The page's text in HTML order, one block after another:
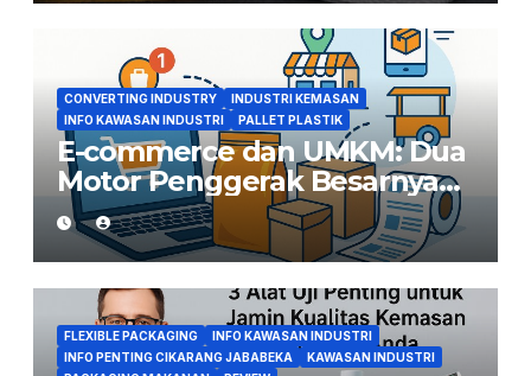
CONVERTING INDUSTRY
INDUSTRI KEMASAN
INFO KAWASAN INDUSTRI
PALLET PLASTIK
E-commerce dan UMKM: Dua
Motor Penggerak Besarnya
Permintaan Converting di
Indonesia
FLEXIBLE PACKAGING
INFO KAWASAN INDUSTRI
INFO PENTING CIKARANG JABABEKA
KAWASAN INDUSTRI